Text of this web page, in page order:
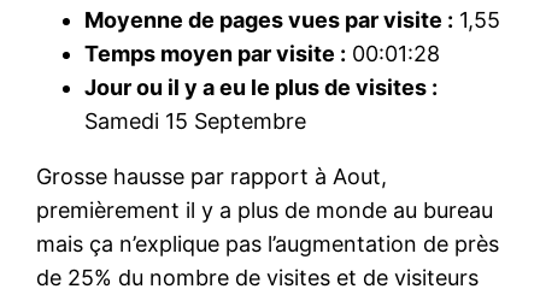
Moyenne de pages vues par visite : 1,55
Temps moyen par visite : 00:01:28
Jour ou il y a eu le plus de visites :
Samedi 15 Septembre
Grosse hausse par rapport à Aout,
premièrement il y a plus de monde au bureau
mais ça n’explique pas l’augmentation de près
de 25% du nombre de visites et de visiteurs